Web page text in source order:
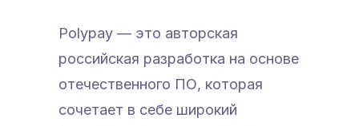
Polypay — это авторская
российская разработка на основе
отечественного ПО, которая
сочетает в себе широкий